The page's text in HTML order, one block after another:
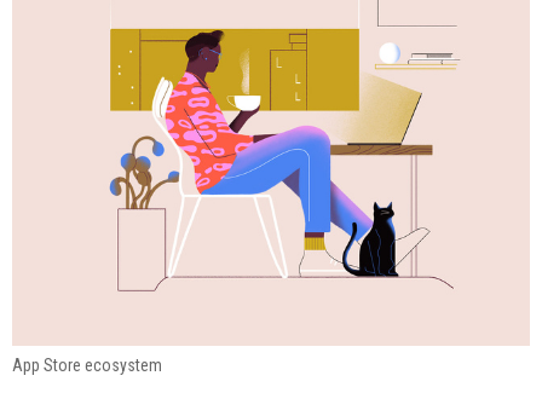
App Store ecosystem